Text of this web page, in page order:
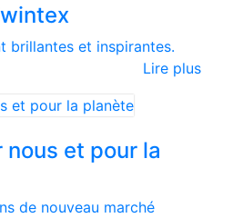
brillantes et inspirantes.
Lire plus
et pour la
de nouveau marché